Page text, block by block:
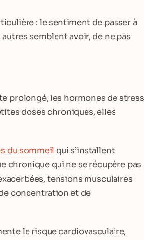
: le sentiment de passer à
semblent avoir, de ne pas
prolongé, les hormones de stress
doses chroniques, elles
du sommeil qui s’installent
chronique qui ne se récupère pas
tensions musculaires
concentration et de
le risque cardiovasculaire,